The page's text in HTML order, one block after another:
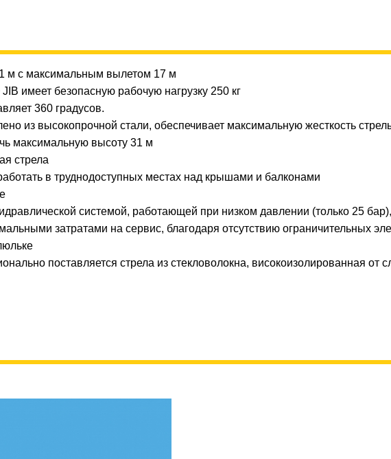
м с максимальным вылетом 17 м
имеет безопасную рабочую нагрузку 250 кг
360 градусов.
из высокопрочной стали, обеспечивает максимальную жесткость
максимальную высоту 31 м
стрела
в труднодоступных местах над крышами и балконами
системой, работающей при низком давлении (только 25
затратами на сервис, благодаря отсутствию ограничительных
поставляется стрела из стекловолокна, високоизолированная от